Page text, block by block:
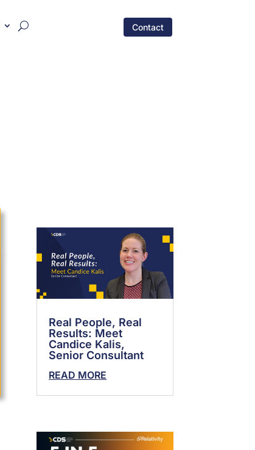
Contact
Real People, Real
Results: Meet
Candice Kalis,
Senior Consultant
READ MORE